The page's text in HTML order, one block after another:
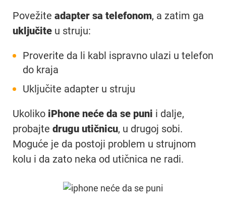
Povežite adapter sa telefonom, a zatim ga
uključite u struju:
Proverite da li kabl ispravno ulazi u telefon
do kraja
Uključite adapter u struju
Ukoliko iPhone neće da se puni i dalje,
probajte drugu utičnicu, u drugoj sobi.
Moguće je da postoji problem u strujnom
kolu i da zato neka od utičnica ne radi.